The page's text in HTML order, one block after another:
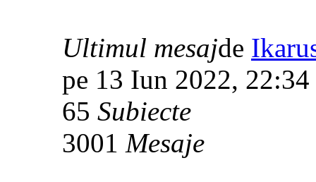
Ultimul mesajde
pe 13 Iun 2022, 22:34
65 Subiecte
3001 Mesaje